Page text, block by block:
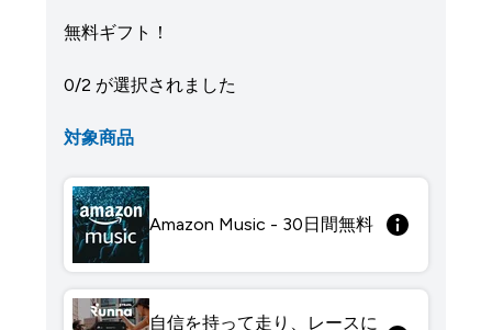
無料ギフト！
0/2 が選択されました
対象商品
Amazon Music - 30日間無料
自信を持って走り、レースに